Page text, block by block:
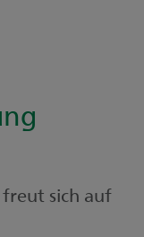
sich auf